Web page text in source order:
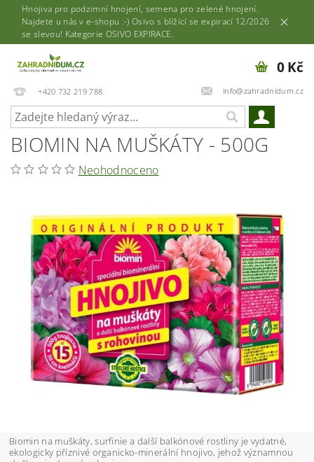
Hnojiva pro podzimní hnojení, semena pro zelené hnojení.
Najdete u nás v e-shopu :-) Osivo s blížící se expirací 12/2026
se slevou! Kategorie OSIVO EXPIRACE.
+420 732 219 788 info@zahradnidum.cz
0 Kč
BIOMIN NA MUŠKÁTY - 500G
Neohodnoceno
Biomin na muškáty, surfinie a další balkónové rostliny je vydatné,
ekologicky příznivé organicko-minerální hnojivo, jehož významnou